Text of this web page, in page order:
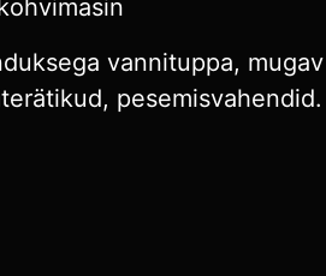
vannituppa, mugav
pesemisvahendid.